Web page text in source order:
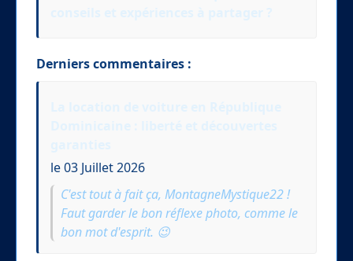
Derniers commentaires :
le 03 Juillet 2026
C'est tout à fait ça, MontagneMystique22 !
Faut garder le bon réflexe photo, comme le
bon mot d'esprit. 😉